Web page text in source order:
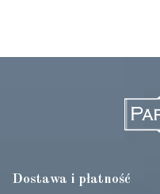
Dostawa i płatność